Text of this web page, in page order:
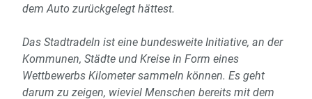
dem Auto zurückgelegt hättest.
Das Stadtradeln ist eine bundesweite Initiative, an der
Kommunen, Städte und Kreise in Form eines
Wettbewerbs Kilometer sammeln können. Es geht
darum zu zeigen, wieviel Menschen bereits mit dem